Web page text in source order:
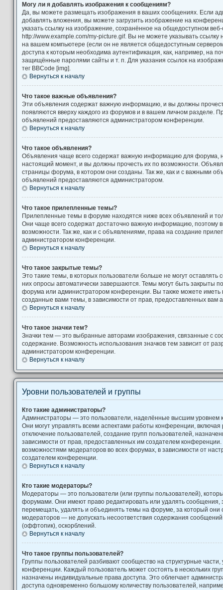
Могу ли я добавлять изображения к сообщениям?
Да, вы можете размещать изображения в ваших сообщениях. Если
добавлять вложения, вы можете загрузить изображение на
указать ссылку на изображение, сохранённое на общедоступном
http://www.example.com/my-picture.gif. Вы не можете указывать
на вашем компьютере (если он не является общедоступным
доступа к которым необходима аутентификация, как, например, на
защищённые паролями сайты и т. п. Для указания ссылок на
тег BBCode [img].
Вернуться к началу
Что такое важные объявления?
Эти объявления содержат важную информацию, и вы должны
появляются вверху каждого из форумов и в вашем личном разделе.
объявлений предоставляются администратором конференции.
Вернуться к началу
Что такое объявления?
Объявления чаще всего содержат важную информацию для форума,
настоящий момент, и вы должны прочесть их по возможности.
страницы форума, в котором они созданы. Так же, как и с важными
объявлений предоставляются администратором.
Вернуться к началу
Что такое прилепленные темы?
Прилепленные темы в форуме находятся ниже всех объявлений и
Они чаще всего содержат достаточно важную информацию, поэтому
возможности. Так же, как и с объявлениями, права на создание
администратором конференции.
Вернуться к началу
Что такое закрытые темы?
Это такие темы, в которых пользователи больше не могут
них опросы автоматически завершаются. Темы могут быть закрыты
форума или администратором конференции. Вы также можете иметь
созданные вами темы, в зависимости от прав, предоставленных вам
Вернуться к началу
Что такое значки тем?
Значки тем — это выбранные авторами изображения, связанные с
содержание. Возможность использования значков тем зависит от
администратором конференции.
Вернуться к началу
Уровни пользователей и группы
Кто такие администраторы?
Администраторы — это пользователи, наделённые высшим уровнем
Они могут управлять всеми аспектами работы конференции, включая
отключение пользователей, создание групп пользователей,
зависимости от прав, предоставленных им создателем
возможностями модераторов во всех форумах, в зависимости от
создателем конференции.
Вернуться к началу
Кто такие модераторы?
Модераторы — это пользователи (или группы пользователей),
форумами. Они имеют право редактировать или удалять сообщения,
перемещать, удалять и объединять темы на форуме, за который они
модераторов — не допускать несоответствия содержания
(оффтопик), оскорблений.
Вернуться к началу
Что такое группы пользователей?
Группы пользователей разбивают сообщество на структурные
конференции. Каждый пользователь может состоять в нескольких
назначены индивидуальные права доступа. Это облегчает
доступа одновременно большому количеству пользователей,